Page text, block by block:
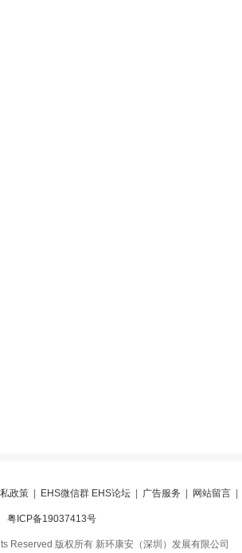
政策 EHS微信群 EHS论坛 广告服务 网站留言
粤ICP备19037413号
Reserved 版权所有 新环康安（深圳）发展有限公司